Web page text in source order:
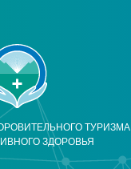
ТУРИЗМА
ЗДОРОВЬЯ